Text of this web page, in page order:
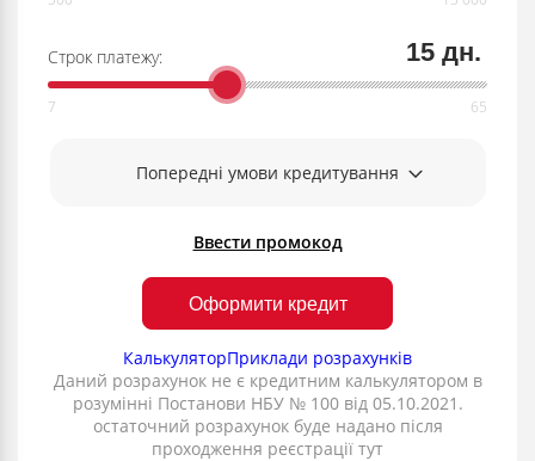
Строк платежу: 15 дн.
Попередні умови кредитування
Ввести промокод
Оформити кредит
КалькуляторПриклади розрахунків
Даний розрахунок не є кредитним калькулятором в
розумінні Постанови НБУ № 100 від 05.10.2021.
остаточний розрахунок буде надано після
проходження реєстрації тут